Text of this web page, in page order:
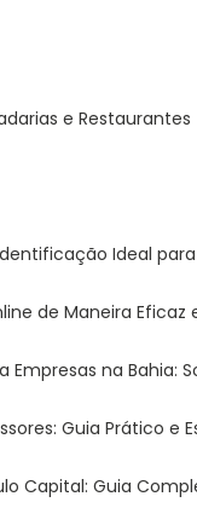
e Restaurantes
Ideal
de Maneira Eficaz
Empresas na Bahia:
Guia Prático e
Capital: Guia